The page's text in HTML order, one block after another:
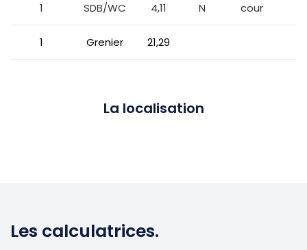
1 SDB/WC 4,11 N cour
1 Grenier 21,29
La localisation
Les calculatrices.